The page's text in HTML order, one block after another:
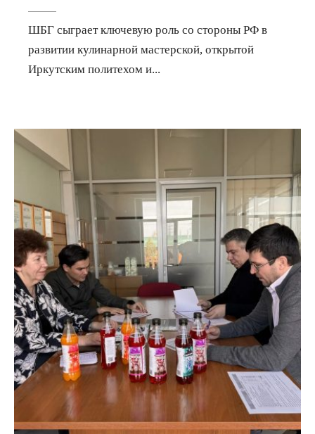
ШБГ сыграет ключевую роль со стороны РФ в
развитии кулинарной мастерской, открытой
Иркутским политехом и...